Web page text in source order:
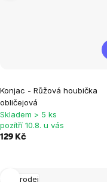
Konjac - Růžová houbička
obličejová
hodnocení
produktu
je
0,0
Skladem > 5 ks
pozítří 10.8. u vás
129 Kč
Výprodej